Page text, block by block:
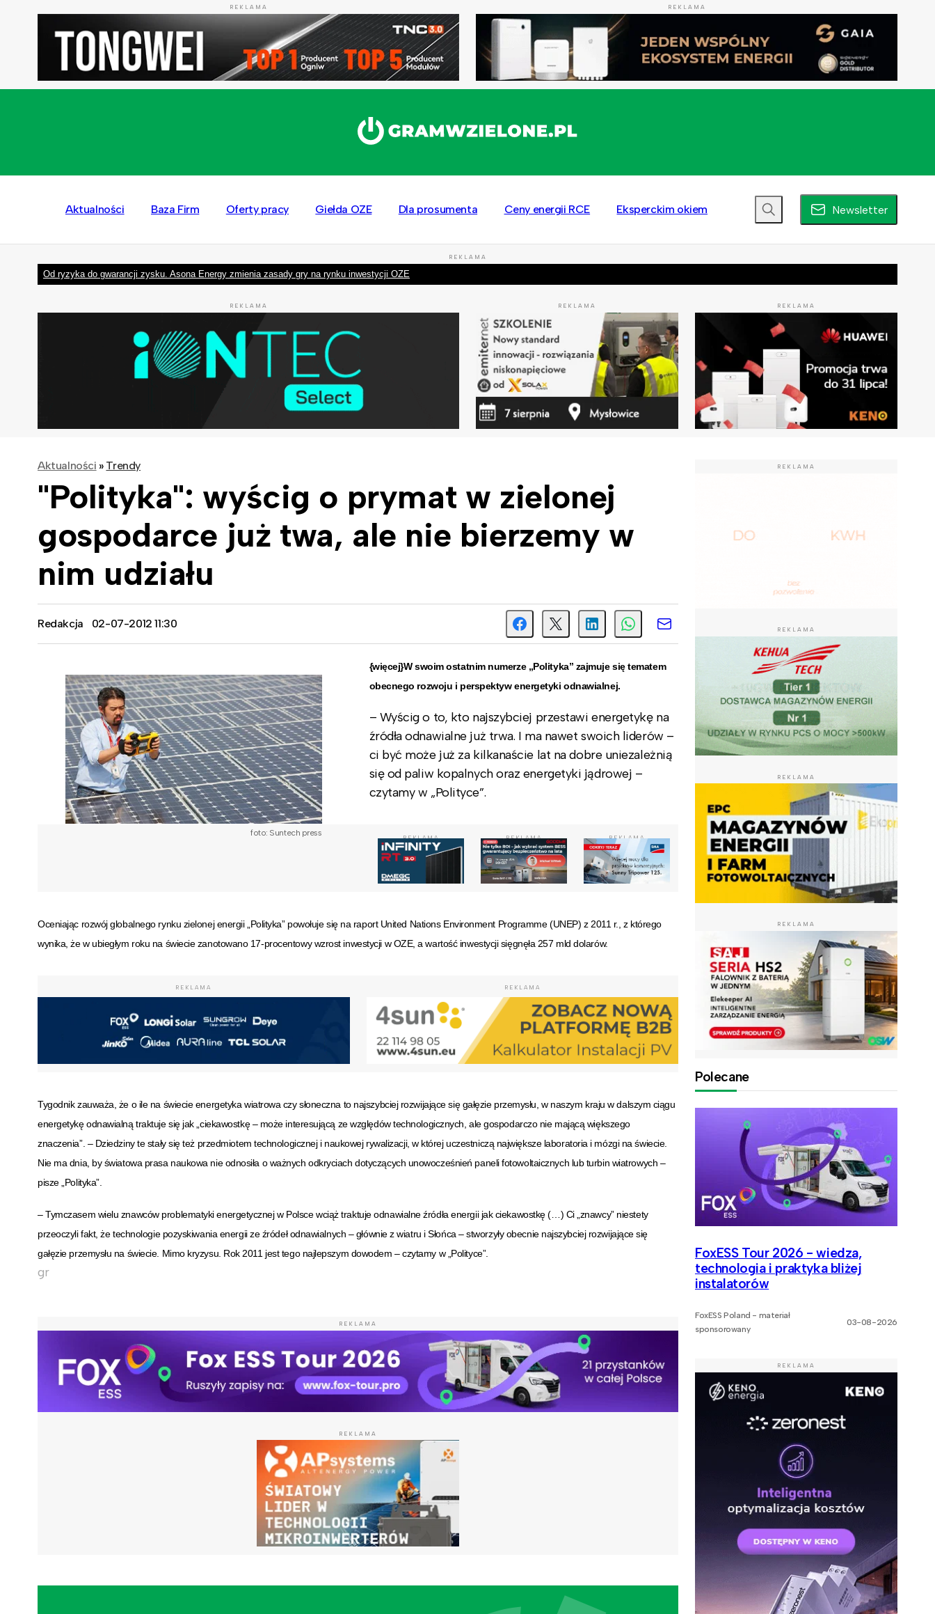
REKLAMA REKLAMA
Aktualności Baza Firm Oferty pracy Giełda OZE Dla prosumenta Ceny energii RCE Eksperckim okiem Newsletter
REKLAMA
Od ryzyka do gwarancji zysku. Asona Energy zmienia zasady gry na rynku inwestycji OZE
REKLAMA REKLAMA REKLAMA
Aktualności » Trendy
"Polityka": wyścig o prymat w zielonej
gospodarce już twa, ale nie bierzemy w
nim udziału
Redakcja 02-07-2012 11:30
foto: Suntech press
{więcej}W swoim ostatnim numerze „Polityka” zajmuje się tematem
obecnego rozwoju i perspektyw energetyki odnawialnej.
– Wyścig o to, kto najszybciej przestawi energetykę na
źródła odnawialne już trwa. I ma nawet swoich liderów –
ci być może już za kilkanaście lat na dobre uniezależnią
się od paliw kopalnych oraz energetyki jądrowej –
czytamy w „Polityce”.
REKLAMA REKLAMA REKLAMA
Oceniając rozwój globalnego rynku zielonej energii „Polityka” powołuje się na raport United Nations Environment Programme (UNEP) z 2011 r., z którego
wynika, że w ubiegłym roku na świecie zanotowano 17-procentowy wzrost inwestycji w OZE, a wartość inwestycji sięgnęła 257 mld dolarów.
REKLAMA REKLAMA
Tygodnik zauważa, że o ile na świecie energetyka wiatrowa czy słoneczna to najszybciej rozwijające się gałęzie przemysłu, w naszym kraju w dalszym ciągu
energetykę odnawialną traktuje się jak „ciekawostkę – może interesującą ze względów technologicznych, ale gospodarczo nie mającą większego
znaczenia”. – Dziedziny te stały się też przedmiotem technologicznej i naukowej rywalizacji, w której uczestniczą największe laboratoria i mózgi na świecie.
Nie ma dnia, by światowa prasa naukowa nie odnosiła o ważnych odkryciach dotyczących unowocześnień paneli fotowoltaicznych lub turbin wiatrowych –
pisze „Polityka”.
– Tymczasem wielu znawców problematyki energetycznej w Polsce wciąż traktuje odnawialne źródła energii jak ciekawostkę (…) Ci „znawcy” niestety
przeoczyli fakt, że technologie pozyskiwania energii ze źródeł odnawialnych – głównie z wiatru i Słońca – stworzyły obecnie najszybciej rozwijające się
gałęzie przemysłu na świecie. Mimo kryzysu. Rok 2011 jest tego najlepszym dowodem – czytamy w „Polityce”.
gr
REKLAMA
REKLAMA
REKLAMA
REKLAMA
REKLAMA
REKLAMA
Polecane
FoxESS Tour 2026 - wiedza,
technologia i praktyka bliżej
instalatorów
FoxESS Poland - materiał
sponsorowany
03-08-2026
REKLAMA